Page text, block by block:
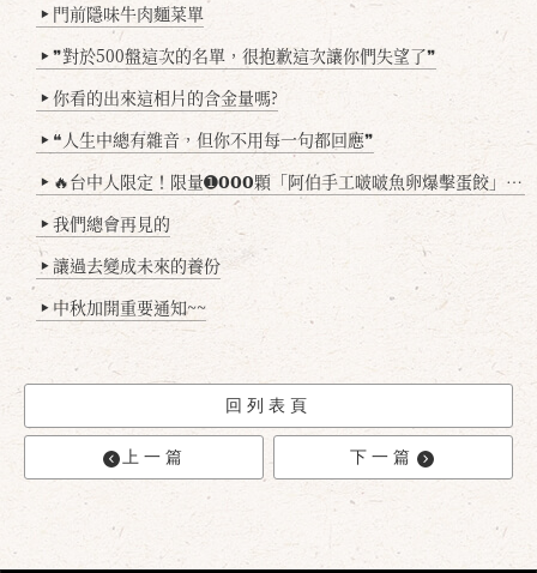
▶ 門前隱味牛肉麵菜單
▶ ❞對於500盤這次的名單，很抱歉這次讓你們失望了❞
▶ 你看的出來這相片的含金量嗎?
▶ ❝人生中總有雜音，但你不用每一句都回應❞
▶ 🔥台中人限定！限量➊𝟬𝟬𝟬顆「阿伯手工啵啵魚卵爆擊蛋餃」台北已被搶爆2萬顆，最後名額門前隱味只留給你！🥟💥
▶ 我們總會再見的
▶ 讓過去變成未來的養份
▶ 中秋加開重要通知~~
回列表頁
上一篇 下一篇